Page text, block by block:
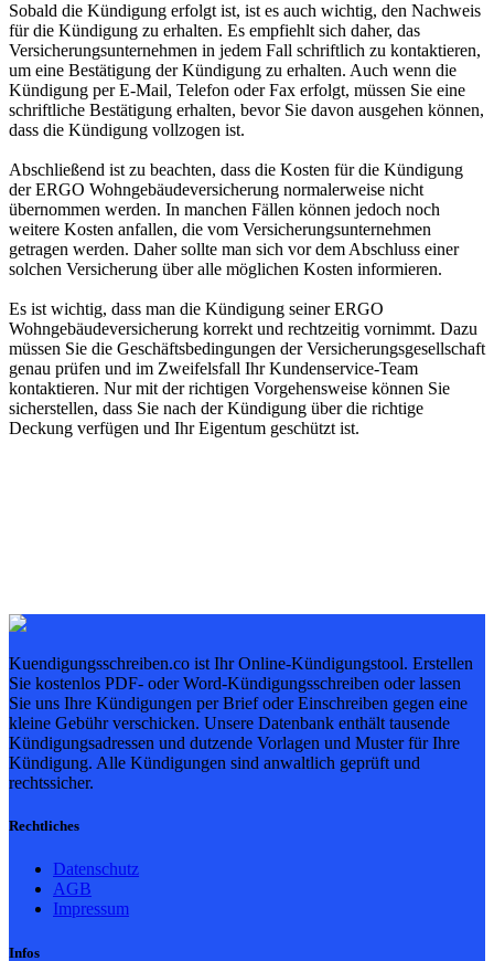
Sobald die Kündigung erfolgt ist, ist es auch wichtig, den Nachweis
für die Kündigung zu erhalten. Es empfiehlt sich daher, das
Versicherungsunternehmen in jedem Fall schriftlich zu kontaktieren,
um eine Bestätigung der Kündigung zu erhalten. Auch wenn die
Kündigung per E-Mail, Telefon oder Fax erfolgt, müssen Sie eine
schriftliche Bestätigung erhalten, bevor Sie davon ausgehen können,
dass die Kündigung vollzogen ist.
Abschließend ist zu beachten, dass die Kosten für die Kündigung
der ERGO Wohngebäudeversicherung normalerweise nicht
übernommen werden. In manchen Fällen können jedoch noch
weitere Kosten anfallen, die vom Versicherungsunternehmen
getragen werden. Daher sollte man sich vor dem Abschluss einer
solchen Versicherung über alle möglichen Kosten informieren.
Es ist wichtig, dass man die Kündigung seiner ERGO
Wohngebäudeversicherung korrekt und rechtzeitig vornimmt. Dazu
müssen Sie die Geschäftsbedingungen der Versicherungsgesellschaft
genau prüfen und im Zweifelsfall Ihr Kundenservice-Team
kontaktieren. Nur mit der richtigen Vorgehensweise können Sie
sicherstellen, dass Sie nach der Kündigung über die richtige
Deckung verfügen und Ihr Eigentum geschützt ist.
Kuendigungsschreiben.co ist Ihr Online-Kündigungstool. Erstellen
Sie kostenlos PDF- oder Word-Kündigungsschreiben oder lassen
Sie uns Ihre Kündigungen per Brief oder Einschreiben gegen eine
kleine Gebühr verschicken. Unsere Datenbank enthält tausende
Kündigungsadressen und dutzende Vorlagen und Muster für Ihre
Kündigung. Alle Kündigungen sind anwaltlich geprüft und
rechtssicher.
Rechtliches
Datenschutz
AGB
Impressum
Infos